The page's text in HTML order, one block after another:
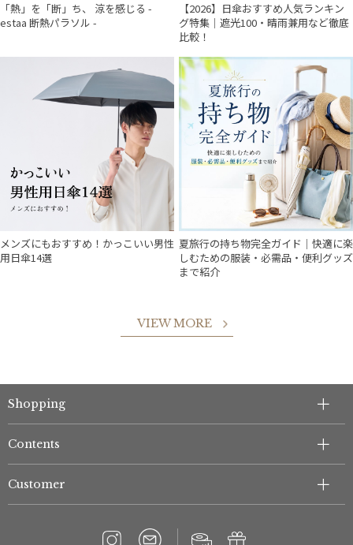
「熱」を「断」ち、 涼を感じる -
estaa 断熱パラソル -
【2026】日傘おすすめ人気ランキン
グ特集｜遮光100・晴雨兼用など徹底
比較！
メンズにもおすすめ！かっこいい男性
用日傘14選
夏旅行の持ち物完全ガイド｜快適に楽
しむための服装・必需品・便利グッズ
まで紹介
VIEW MORE
Shopping
Contents
Customer